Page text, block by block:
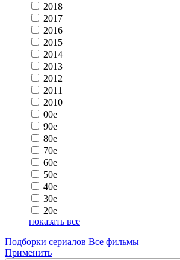
2018
2017
2016
2015
2014
2013
2012
2011
2010
00e
90e
80e
70e
60e
50e
40e
30e
20e
показать все
Подборки сериалов Все фильмы
Применить